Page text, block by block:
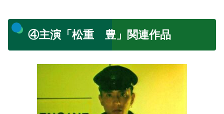
④主演「松重 豊」関連作品